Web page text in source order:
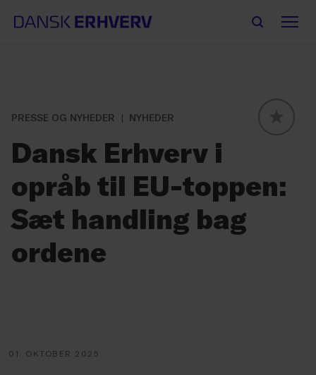
PRESSE OG NYHEDER
NYHEDER
Dansk Erhverv i
opråb til EU-toppen:
Sæt handling bag
ordene
01. OKTOBER 2025